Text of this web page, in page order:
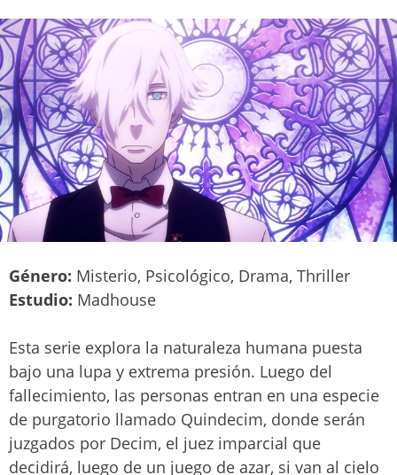
Género: Misterio, Psicológico, Drama, Thriller
Estudio: Madhouse
Esta serie explora la naturaleza humana puesta
bajo una lupa y extrema presión. Luego del
fallecimiento, las personas entran en una especie
de purgatorio llamado Quindecim, donde serán
juzgados por Decim, el juez imparcial que
decidirá, luego de un juego de azar, si van al cielo